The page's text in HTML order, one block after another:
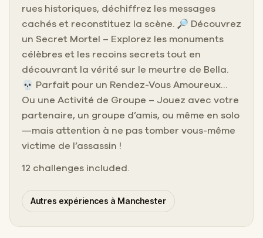
rues historiques, déchiffrez les messages
cachés et reconstituez la scène. 🔎 Découvrez
un Secret Mortel – Explorez les monuments
célèbres et les recoins secrets tout en
découvrant la vérité sur le meurtre de Bella.
💀 Parfait pour un Rendez-Vous Amoureux…
Ou une Activité de Groupe – Jouez avec votre
partenaire, un groupe d’amis, ou même en solo
—mais attention à ne pas tomber vous-même
victime de l’assassin !
12 challenges included.
Autres expériences à Manchester